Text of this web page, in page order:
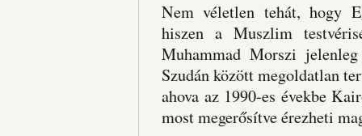
Nem véletlen tehát, hogy
hiszen a Muszlim
Muhammad Morszi
Szudán között megoldatlan
ahova az 1990-es évekbe
most megerősítve érezheti